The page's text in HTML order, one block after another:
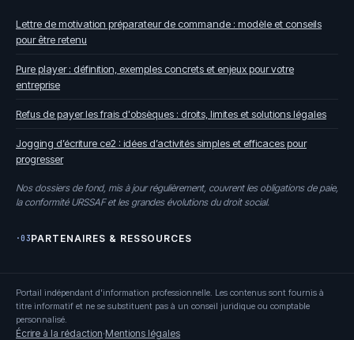
Lettre de motivation préparateur de commande : modèle et conseils
pour être retenu
Pure player : définition, exemples concrets et enjeux pour votre
entreprise
Refus de payer les frais d'obsèques : droits, limites et solutions légales
Jogging d’écriture ce2 : idées d’activités simples et efficaces pour
progresser
Nos dossiers de fond, mis à jour régulièrement, couvrent les obligations de paie,
la conformité URSSAF et les grandes évolutions du droit social.
·03PARTENAIRES & RESSOURCES
Portail indépendant d'information professionnelle. Les contenus sont fournis à
titre informatif et ne se substituent pas à un conseil juridique ou comptable
personnalisé.
Écrire à la rédaction·Mentions légales